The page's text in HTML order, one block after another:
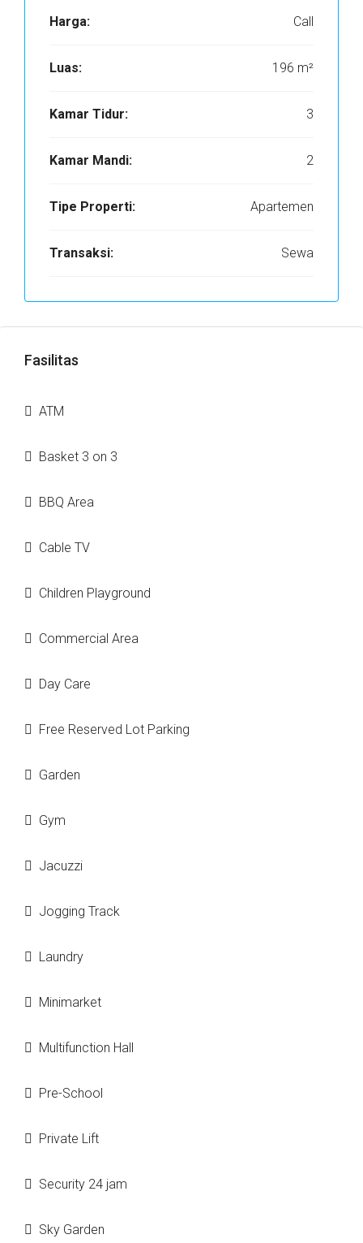
Harga: Call
Luas: 196 m²
Kamar Tidur: 3
Kamar Mandi: 2
Tipe Properti: Apartemen
Transaksi: Sewa
Fasilitas
ATM
Basket 3 on 3
BBQ Area
Cable TV
Children Playground
Commercial Area
Day Care
Free Reserved Lot Parking
Garden
Gym
Jacuzzi
Jogging Track
Laundry
Minimarket
Multifunction Hall
Pre-School
Private Lift
Security 24 jam
Sky Garden